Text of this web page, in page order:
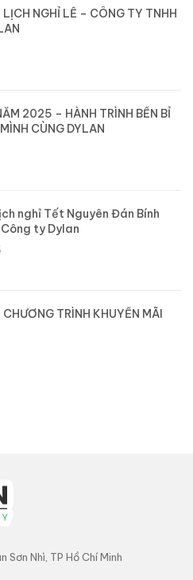
LỊCH NGHỈ LỄ – CÔNG TY TNHH
2025 – HÀNH TRÌNH BỀN BỈ
CÙNG DYLAN
nghỉ Tết Nguyên Đán Bính
ty Dylan
TRÌNH KHUYẾN MÃI
Sơn Nhì, TP Hồ Chí Minh